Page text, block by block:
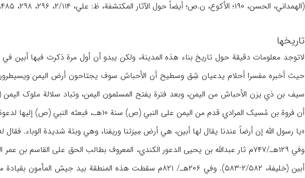
(الهمداني، الحسن، ۱۹۰؛ الأکوع، ن.ص؛ أیضاً حول الآثار المکتشفة، ظ: علي، ۲/۱۱۴، ۲۹۶، ۲۹۸، ۴۸۵، ۳/۴۷۹).
تاریخها
لاتوجد معلومات دقیقة حول تاریخ بناء هذه المدینة، ولکن یبدو أن أول مرة ذکرت فیها أبین في
حیث أخبره مفسرا أحلام یدعیان شِق وسطیح أن الأحباش سوف یجتاحون أرض الیمن
أن فروة بن مُسیک المرادي قدم من الیمن علی النبي
«یا رسول الله إن أرضاً عندنا یقال لها أبین، هي أرض مِیرَتنا وریفنا، وهي وبئة شدیدة الوباء. فقال له
وفي ۱۲۹هـ/۷۴۷م ثار عبدالله بن یحیی الدعور الکندي، المعروف بطالب الحق علی